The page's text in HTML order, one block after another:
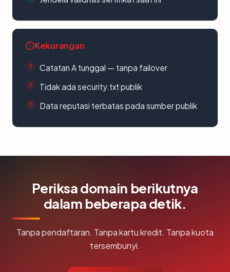
Kekurangan
Catatan A tunggal — tanpa failover
Tidak ada security.txt publik
Data reputasi terbatas pada sumber publik
Periksa domain berikutnya
dalam beberapa detik.
Tanpa pendaftaran. Tanpa kartu kredit. Tanpa kuota
tersembunyi.